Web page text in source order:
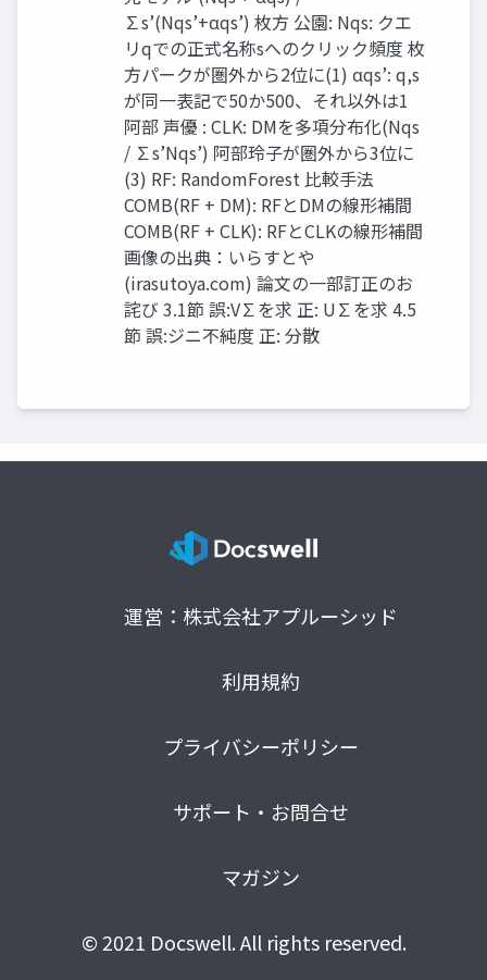
∑s’(Nqs’+αqs’) 枚方 公園: Nqs: クエ
リqでの正式名称sへのクリック頻度 枚
方パークが圏外から2位に(1) αqs’: q,s
が同一表記で50か500、それ以外は1
阿部 声優 : CLK: DMを多項分布化(Nqs
/ ∑s’Nqs’) 阿部玲子が圏外から3位に
(3) RF: RandomForest 比較手法
COMB(RF + DM): RFとDMの線形補間
COMB(RF + CLK): RFとCLKの線形補間
画像の出典：いらすとや
(irasutoya.com) 論文の一部訂正のお
詫び 3.1節 誤:V∑を求 正: U∑を求 4.5
節 誤:ジニ不純度 正: 分散
運営：株式会社アプルーシッド
利用規約
プライバシーポリシー
サポート・お問合せ
マガジン
© 2021 Docswell. All rights reserved.